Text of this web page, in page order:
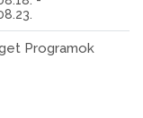
Programok